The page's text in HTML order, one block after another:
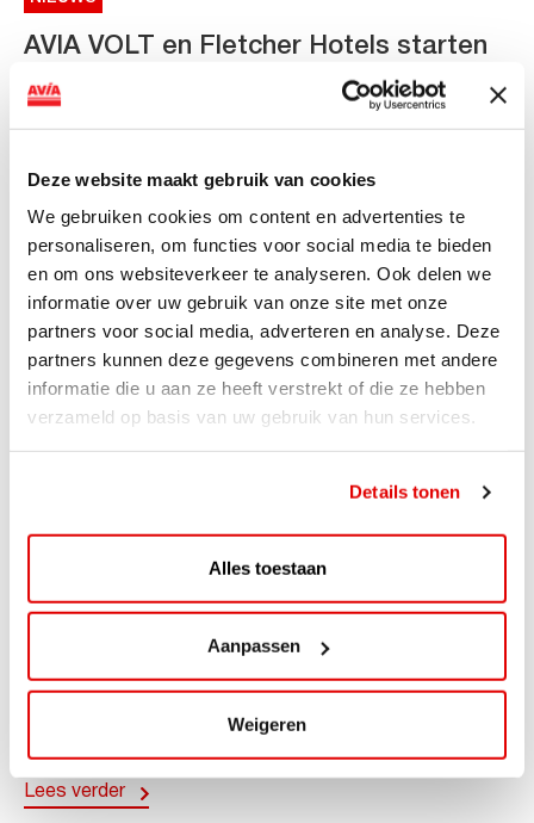
Deze website maakt gebruik van cookies
We gebruiken cookies om content en advertenties te
personaliseren, om functies voor social media te bieden
en om ons websiteverkeer te analyseren. Ook delen we
informatie over uw gebruik van onze site met onze
partners voor social media, adverteren en analyse. Deze
partners kunnen deze gegevens combineren met andere
informatie die u aan ze heeft verstrekt of die ze hebben
verzameld op basis van uw gebruik van hun services.
Details tonen
Alles toestaan
Aanpassen
Weigeren
AVIA VOLT en Fletcher Hotels starten
landelijke uitrol van DC-
snellaadinfrastructuur
van DC-snellaadinfrastructuur AVIA VOLT en...
Lees verder
ACTIE
ViaAVIA Super Deal: 20% korting bij
ViaLuxury Hotels
ViaAVIA Super Deal: €25 korting bij ViaLuxury Hotels
Toe aan een ontspannen nachtje...
Lees verder